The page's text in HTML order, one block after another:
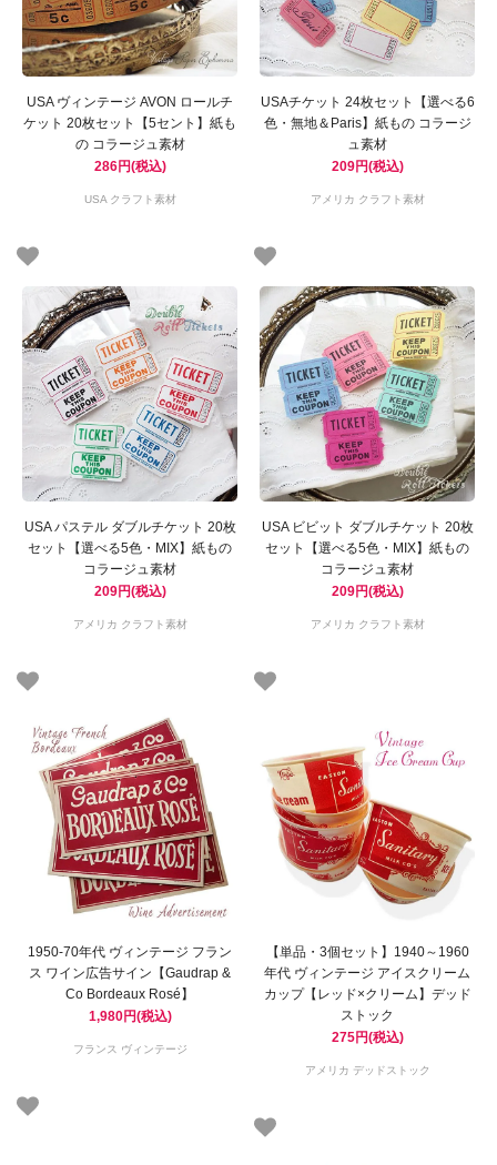
USA ヴィンテージ AVON ロールチ
ケット 20枚セット【5セント】紙も
の コラージュ素材
286円(税込)
USA クラフト素材
USAチケット 24枚セット【選べる6
色・無地＆Paris】紙もの コラージ
ュ素材
209円(税込)
アメリカ クラフト素材
USA パステル ダブルチケット 20枚
セット【選べる5色・MIX】紙もの
コラージュ素材
209円(税込)
アメリカ クラフト素材
USA ビビット ダブルチケット 20枚
セット【選べる5色・MIX】紙もの
コラージュ素材
209円(税込)
アメリカ クラフト素材
1950-70年代 ヴィンテージ フラン
ス ワイン広告サイン【Gaudrap &
Co Bordeaux Rosé】
1,980円(税込)
フランス ヴィンテージ
【単品・3個セット】1940～1960
年代 ヴィンテージ アイスクリーム
カップ【レッド×クリーム】デッド
ストック
275円(税込)
アメリカ デッドストック